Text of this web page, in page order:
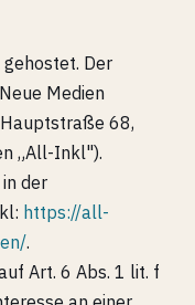
Der
Medien
68,
„All-Inkl").
der
https://all-
.
Art. 6 Abs. 1 lit. f